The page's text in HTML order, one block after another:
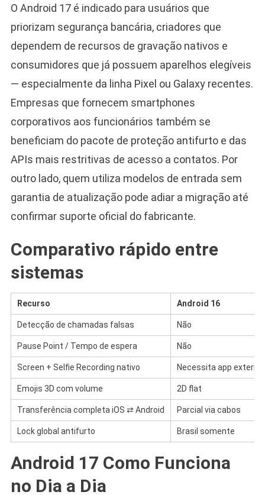
O Android 17 é indicado para usuários que
priorizam segurança bancária, criadores que
dependem de recursos de gravação nativos e
consumidores que já possuem aparelhos elegíveis
— especialmente da linha Pixel ou Galaxy recentes.
Empresas que fornecem smartphones
corporativos aos funcionários também se
beneficiam do pacote de proteção antifurto e das
APIs mais restritivas de acesso a contatos. Por
outro lado, quem utiliza modelos de entrada sem
garantia de atualização pode adiar a migração até
confirmar suporte oficial do fabricante.
Comparativo rápido entre
sistemas
Recurso Android 16
Detecção de chamadas falsas Não
Pause Point / Tempo de espera Não
Screen + Selfie Recording nativo Necessita app externo
Emojis 3D com volume 2D flat
Transferência completa iOS ⇄ Android Parcial via cabos
Lock global antifurto Brasil somente
Android 17 Como Funciona
no Dia a Dia